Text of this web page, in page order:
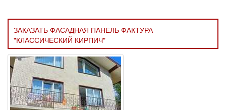
ЗАКАЗАТЬ ФАСАДНАЯ ПАНЕЛЬ ФАКТУРА
"КЛАССИЧЕСКИЙ КИРПИЧ"